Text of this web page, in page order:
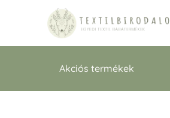
Akciós termékek